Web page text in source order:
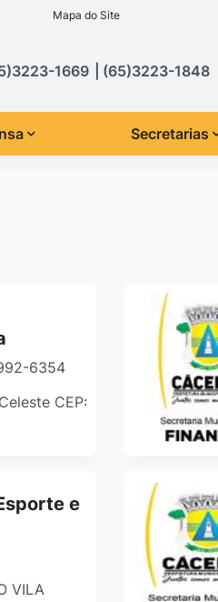
acessibilidade
Mapa do Site
1669 (65)3223-1848
Secretarias
6354
CEP:
e
VILA